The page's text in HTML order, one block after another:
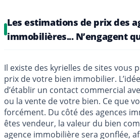
Les estimations de prix des
immobilières... N’engagent
Il existe des kyrielles de sites vous
prix de votre bien immobilier.
d’établir un contact commercial
ou la vente de votre bien. Ce que
forcément. Du côté des agences
êtes vendeur, la valeur du bien
agence immobilière sera gonflée,